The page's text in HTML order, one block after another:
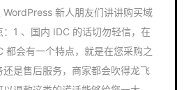
WordPress 新人朋友们讲讲购买域
1 、国内 IDC 的话切勿轻信，在
都会有一个特点，就是在您采购之
是售后服务，商家都会吹得龙飞